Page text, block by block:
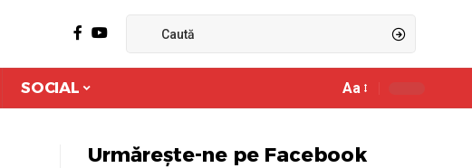
SOCIAL
Ajustor
font
Aa
Urmărește-ne pe Facebook